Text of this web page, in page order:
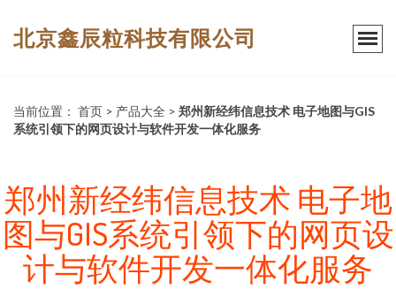
北京鑫辰粒科技有限公司
当前位置： 首页 > 产品大全 > 郑州新经纬信息技术 电子地图与GIS
系统引领下的网页设计与软件开发一体化服务
郑州新经纬信息技术 电子地
图与GIS系统引领下的网页设
计与软件开发一体化服务